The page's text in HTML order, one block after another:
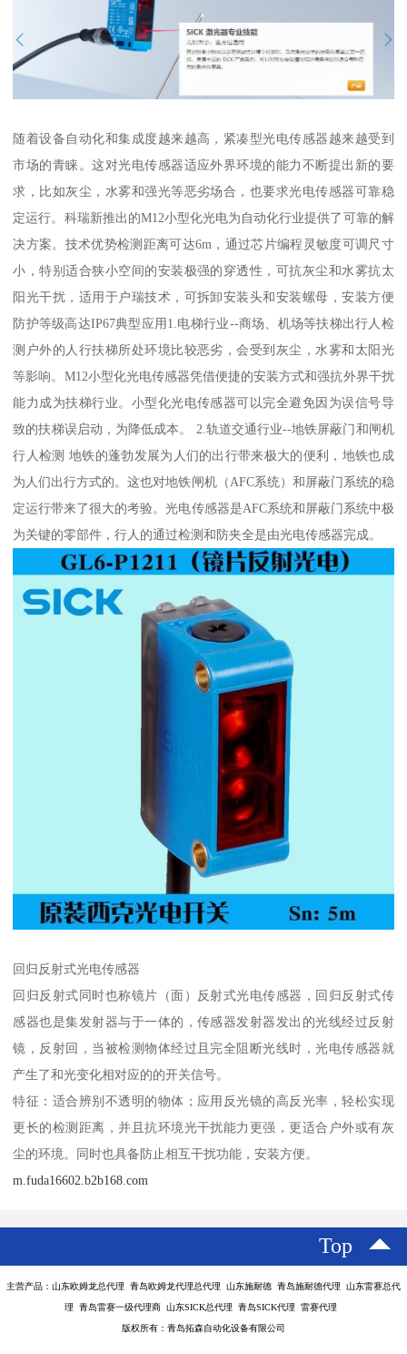
随着设备自动化和集成度越来越高，紧凑型光电传感器越来越受到
市场的青睐。这对光电传感器适应外界环境的能力不断提出新的要
求，比如灰尘，水雾和强光等恶劣场合，也要求光电传感器可靠稳
定运行。科瑞新推出的M12小型化光电为自动化行业提供了可靠的解
决方案。技术优势检测距离可达6m，通过芯片编程灵敏度可调尺寸
小，特别适合狭小空间的安装极强的穿透性，可抗灰尘和水雾抗太
阳光干扰，适用于户瑞技术，可拆卸安装头和安装螺母，安装方便
防护等级高达IP67典型应用1.电梯行业--商场、机场等扶梯出行人检
测户外的人行扶梯所处环境比较恶劣，会受到灰尘，水雾和太阳光
等影响。M12小型化光电传感器凭借便捷的安装方式和强抗外界干扰
能力成为扶梯行业。小型化光电传感器可以完全避免因为误信号导
致的扶梯误启动，为降低成本。 2.轨道交通行业--地铁屏蔽门和闸机
行人检测 地铁的蓬勃发展为人们的出行带来极大的便利，地铁也成
为人们出行方式的。这也对地铁闸机（AFC系统）和屏蔽门系统的稳
定运行带来了很大的考验。光电传感器是AFC系统和屏蔽门系统中极
为关键的零部件，行人的通过检测和防夹全是由光电传感器完成。
回归反射式光电传感器
回归反射式同时也称镜片（面）反射式光电传感器，回归反射式传
感器也是集发射器与于一体的，传感器发射器发出的光线经过反射
镜，反射回，当被检测物体经过且完全阻断光线时，光电传感器就
产生了和光变化相对应的的开关信号。
特征：适合辨别不透明的物体；应用反光镜的高反光率，轻松实现
更长的检测距离，并且抗环境光干扰能力更强，更适合户外或有灰
尘的环境。同时也具备防止相互干扰功能，安装方便。
m.fuda16602.b2b168.com
Top
主营产品：山东欧姆龙总代理 青岛欧姆龙代理总代理 山东施耐德 青岛施耐德代理 山东雷赛总代
理 青岛雷赛一级代理商 山东SICK总代理 青岛SICK代理 雷赛代理
版权所有：青岛拓森自动化设备有限公司